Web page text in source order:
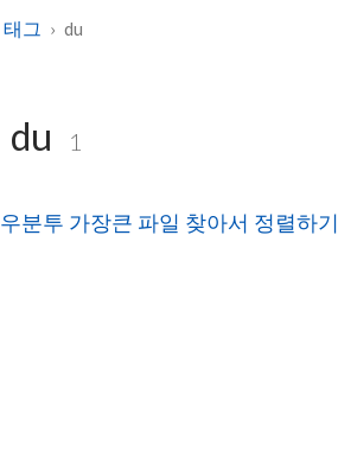
태그 du
du 1
우분투 가장큰 파일 찾아서 정렬하기